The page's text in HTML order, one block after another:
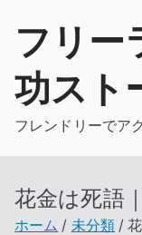
フリー
功スト
フレンドリーでア
花金は死語
ホーム 未分類